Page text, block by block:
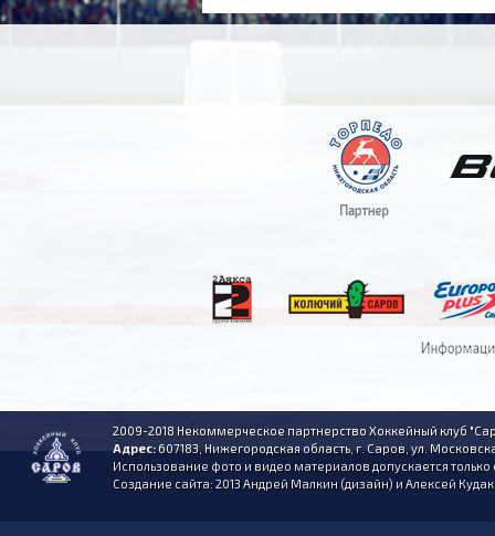
2009-2018 Некоммерческое партнерство Хоккейный клуб
Адрес:607183, Нижегородская область, г. Саров, ул.
Использование фото и видео материалов допускается
Создание сайта: 2013 Андрей Малкин (дизайн) и Алексей